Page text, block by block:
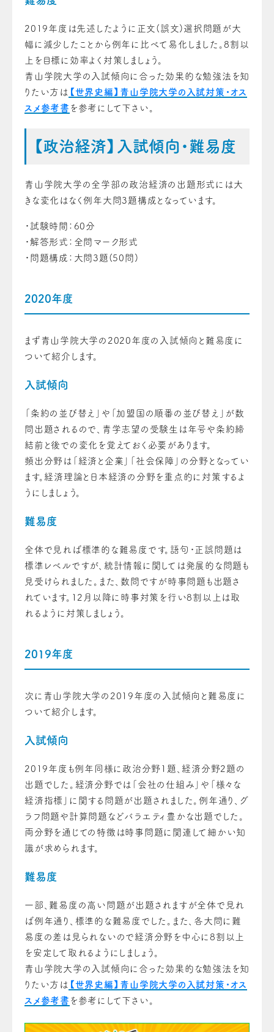
2019年度は先述したように正文(誤文)選択問題が大
幅に減少したことから例年に比べて易化しました。8割以
上を目標に効率よく対策しましょう。
青山学院大学の入試傾向に合った効果的な勉強法を知
りたい方は 【世界史編】青山学院大学の入試対策・オス
スメ参考書 を参考にして下さい。
【政治経済】入試傾向・難易度
青山学院大学の全学部の政治経済の出題形式には大
きな変化はなく例年大問3題構成となっています。
・試験時間：60分
・解答形式：全問マーク形式
・問題構成：大問3題(50問)
2020年度
まず青山学院大学の2020年度の入試傾向と難易度に
ついて紹介します。
入試傾向
「条約の並び替え」や「加盟国の順番の並び替え」が数
問出題されるので、青学志望の受験生は年号や条約締
結前と後での変化を覚えておく必要があります。
頻出分野は「経済と企業」「社会保障」の分野となってい
ます。経済理論と日本経済の分野を重点的に対策するよ
うにしましょう。
難易度
全体で見れば標準的な難易度です。語句・正誤問題は
標準レベルですが、統計情報に関しては発展的な問題も
見受けられました。また、数問ですが時事問題も出題さ
れています。12月以降に時事対策を行い8割以上は取
れるように対策しましょう。
2019年度
次に青山学院大学の2019年度の入試傾向と難易度に
ついて紹介します。
入試傾向
2019年度も例年同様に政治分野1題、経済分野2題の
出題でした。経済分野では「会社の仕組み」や「様々な
経済指標」に関する問題が出題されました。例年通り、グ
ラフ問題や計算問題などバラエティ豊かな出題でした。
両分野を通じての特徴は時事問題に関連して細かい知
識が求められます。
難易度
一部、難易度の高い問題が出題されますが全体で見れ
ば例年通り、標準的な難易度でした。また、各大問に難
易度の差は見られないので経済分野を中心に8割以上
を安定して取れるようにしましょう。
青山学院大学の入試傾向に合った効果的な勉強法を知
りたい方は 【世界史編】青山学院大学の入試対策・オス
スメ参考書 を参考にして下さい。